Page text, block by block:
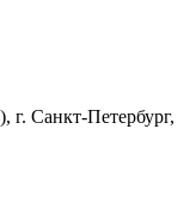
Санкт-Петербург,